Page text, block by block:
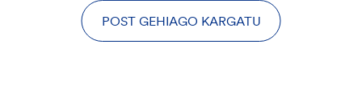
POST GEHIAGO KARGATU